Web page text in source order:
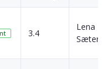
3.4
Lena